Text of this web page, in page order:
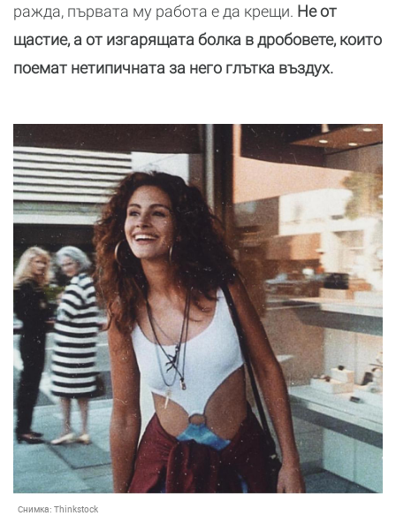
ражда, първата му работа е да крещи. Не от
щастие, а от изгарящата болка в дробовете, които
поемат нетипичната за него глътка въздух.
Снимка: Thinkstock